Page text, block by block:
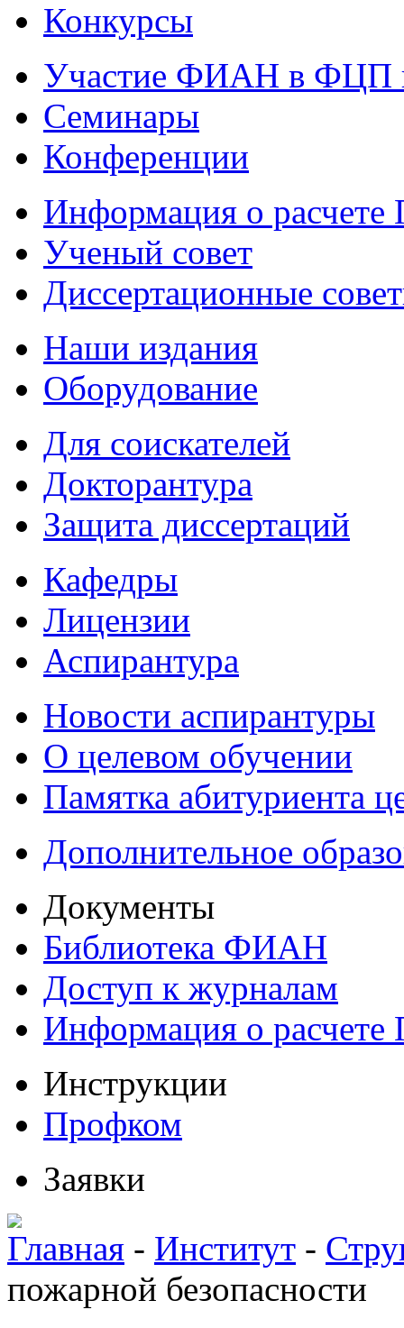
Конкурсы
Участие ФИАН в ФЦП
Семинары
Конференции
Информация о
Ученый совет
Диссертационные
Наши издания
Оборудование
Для соискателей
Докторантура
Защита диссертаций
Кафедры
Лицензии
Аспирантура
Новости аспирантуры
О целевом обучении
Памятка абитуриента
Дополнительное
Документы
Библиотека ФИАН
Доступ к журналам
Информация о
Инструкции
Профком
Заявки
Главная - Институт -
пожарной безопасности